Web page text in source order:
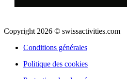
Copyright 2026 © swissactivities.com
Conditions générales
Politique des cookies